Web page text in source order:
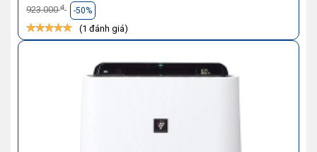
923.000đ -50%
(1 đánh giá)